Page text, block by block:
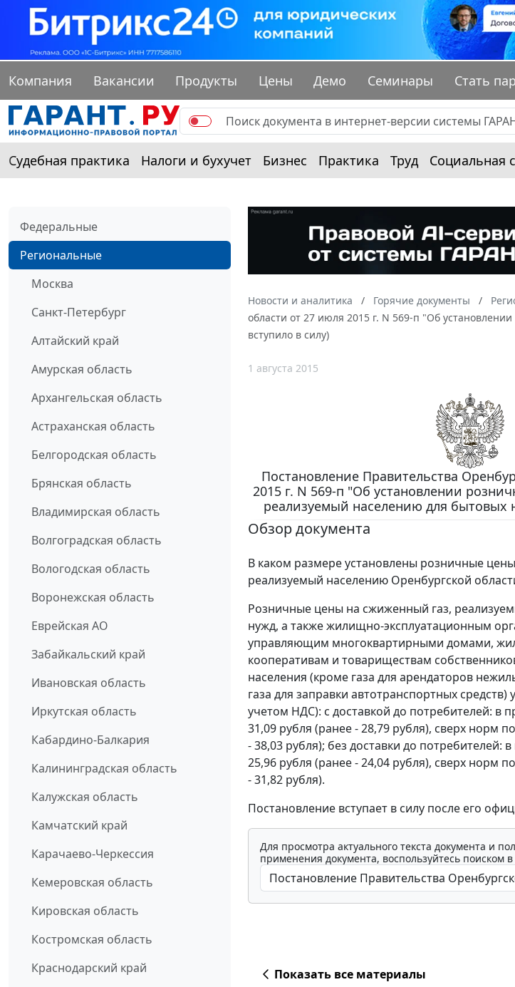
Компания Вакансии Продукты Цены Демо Семинары Стать
Судебная практика Налоги и бухучет Бизнес Практика Труд Социальная
Федеральные
Региональные
Москва
Санкт-Петербург
Алтайский край
Амурская область
Архангельская область
Астраханская область
Белгородская область
Брянская область
Владимирская область
Волгоградская область
Вологодская область
Воронежская область
Еврейская АО
Забайкальский край
Ивановская область
Иркутская область
Кабардино-Балкария
Калининградская область
Калужская область
Камчатский край
Карачаево-Черкессия
Кемеровская область
Кировская область
Костромская область
Краснодарский край
Новости и аналитика Горячие документы
области от 27 июля 2015 г. N 569-п "Об
вступило в силу)
1 августа 2015
Постановление Правительства
2015 г. N 569-п "Об установлении
реализуемый населению для бытовых
Обзор документа
В каком размере установлены розничные
реализуемый населению Оренбургской
Розничные цены на сжиженный газ,
нужд, а также жилищно-эксплуатационным
управляющим многоквартирными домами,
кооперативам и товариществам
населения (кроме газа для арендаторов
газа для заправки автотранспортных средств)
учетом НДС): с доставкой до потребителей: в
31,09 рубля (ранее - 28,79 рубля), сверх норм
- 38,03 рубля); без доставки до потребителей:
25,96 рубля (ранее - 24,04 рубля), сверх норм
- 31,82 рубля).
Постановление вступает в силу после его
Для просмотра актуального текста документа и
применения документа, воспользуйтесь поиском
Показать все материалы